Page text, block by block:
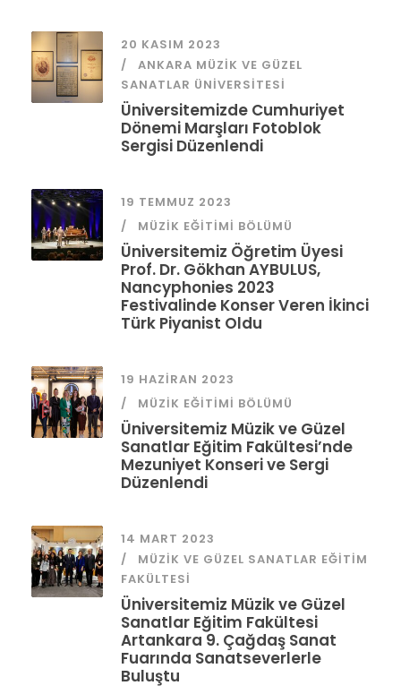
20 KASIM 2023
ANKARA MÜZIK VE GÜZEL
SANATLAR ÜNIVERSITESI
Üniversitemizde Cumhuriyet
Dönemi Marşları Fotoblok
Sergisi Düzenlendi
19 TEMMUZ 2023
MÜZIK EĞITIMI BÖLÜMÜ
Üniversitemiz Öğretim Üyesi
Prof. Dr. Gökhan AYBULUS,
Nancyphonies 2023
Festivalinde Konser Veren İkinci
Türk Piyanist Oldu
19 HAZIRAN 2023
MÜZIK EĞITIMI BÖLÜMÜ
Üniversitemiz Müzik ve Güzel
Sanatlar Eğitim Fakültesi’nde
Mezuniyet Konseri ve Sergi
Düzenlendi
14 MART 2023
MÜZIK VE GÜZEL SANATLAR EĞITIM
FAKÜLTESI
Üniversitemiz Müzik ve Güzel
Sanatlar Eğitim Fakültesi
Artankara 9. Çağdaş Sanat
Fuarında Sanatseverlerle
Buluştu